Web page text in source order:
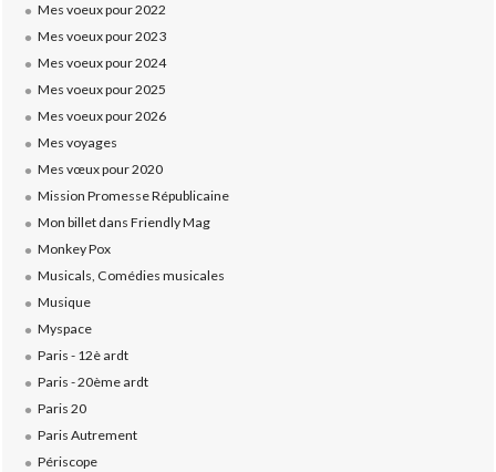
Mes voeux pour 2022
Mes voeux pour 2023
Mes voeux pour 2024
Mes voeux pour 2025
Mes voeux pour 2026
Mes voyages
Mes vœux pour 2020
Mission Promesse Républicaine
Mon billet dans Friendly Mag
Monkey Pox
Musicals, Comédies musicales
Musique
Myspace
Paris - 12è ardt
Paris - 20ème ardt
Paris 20
Paris Autrement
Périscope